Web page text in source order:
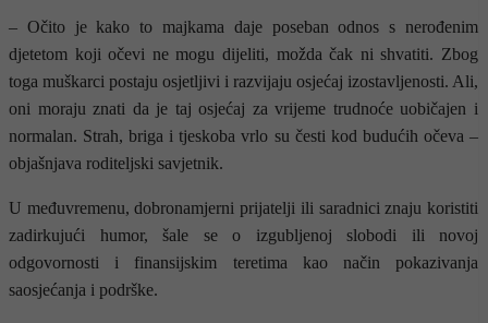
– Očito je kako to majkama daje poseban odnos s nerođenim
djetetom koji očevi ne mogu dijeliti, možda čak ni shvatiti. Zbog
toga muškarci postaju osjetljivi i razvijaju osjećaj izostavljenosti. Ali,
oni moraju znati da je taj osjećaj za vrijeme trudnoće uobičajen i
normalan. Strah, briga i tjeskoba vrlo su česti kod budućih očeva –
objašnjava roditeljski savjetnik.
U međuvremenu, dobronamjerni prijatelji ili saradnici znaju koristiti
zadirkujući humor, šale se o izgubljenoj slobodi ili novoj
odgovornosti i finansijskim teretima kao način pokazivanja
saosjećanja i podrške.